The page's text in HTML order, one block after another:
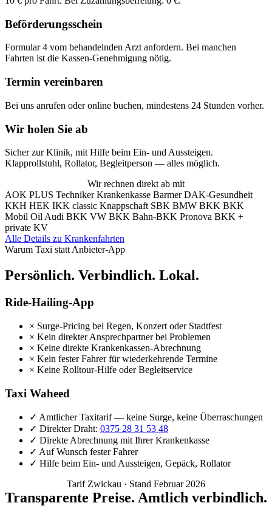
Beförderungsschein
Formular 4 vom behandelnden Arzt anfordern. Bei manchen
Fahrten ist die Kassen-Genehmigung nötig.
Termin vereinbaren
Bei uns anrufen oder online buchen, mindestens 24 Stunden vorher.
Wir holen Sie ab
Sicher zur Klinik, mit Hilfe beim Ein- und Aussteigen.
Klapprollstuhl, Rollator, Begleitperson — alles möglich.
Wir rechnen direkt ab mit
AOK PLUS Techniker Krankenkasse Barmer DAK-Gesundheit
KKH HEK IKK classic Knappschaft SBK BMW BKK BKK
Mobil Oil Audi BKK VW BKK Bahn-BKK Pronova BKK +
private KV
Alle Details zu Krankenfahrten
Warum Taxi statt Anbieter-App
Persönlich. Verbindlich. Lokal.
Ride-Hailing-App
× Surge-Pricing bei Regen, Konzert oder Stadtfest
× Kein direkter Ansprechpartner bei Problemen
× Keine direkte Krankenkassen-Abrechnung
× Kein fester Fahrer für wiederkehrende Termine
× Keine Rolltour-Hilfe oder Begleitservice
Taxi Waheed
✓ Amtlicher Taxitarif — keine Surge, keine Überraschungen
✓ Direkter Draht: 0375 28 31 53 48
✓ Direkte Abrechnung mit Ihrer Krankenkasse
✓ Auf Wunsch fester Fahrer
✓ Hilfe beim Ein- und Aussteigen, Gepäck, Rollator
Tarif Zwickau · Stand Februar 2026
Transparente Preise. Amtlich verbindlich.